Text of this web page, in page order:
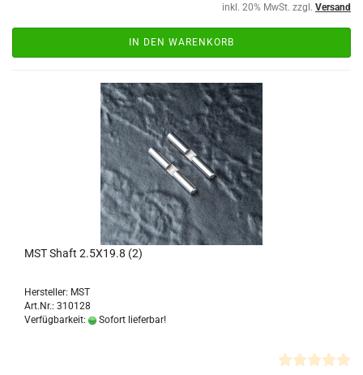
inkl. 20% MwSt. zzgl. Versand
IN DEN WARENKORB
MST Shaft 2.5X19.8 (2)
Hersteller: MST
Art.Nr.: 310128
Verfügbarkeit:
Sofort lieferbar!